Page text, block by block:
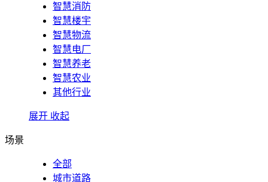
智慧消防
智慧楼宇
智慧物流
智慧电厂
智慧养老
智慧农业
其他行业
展开 收起
场景
全部
城市道路